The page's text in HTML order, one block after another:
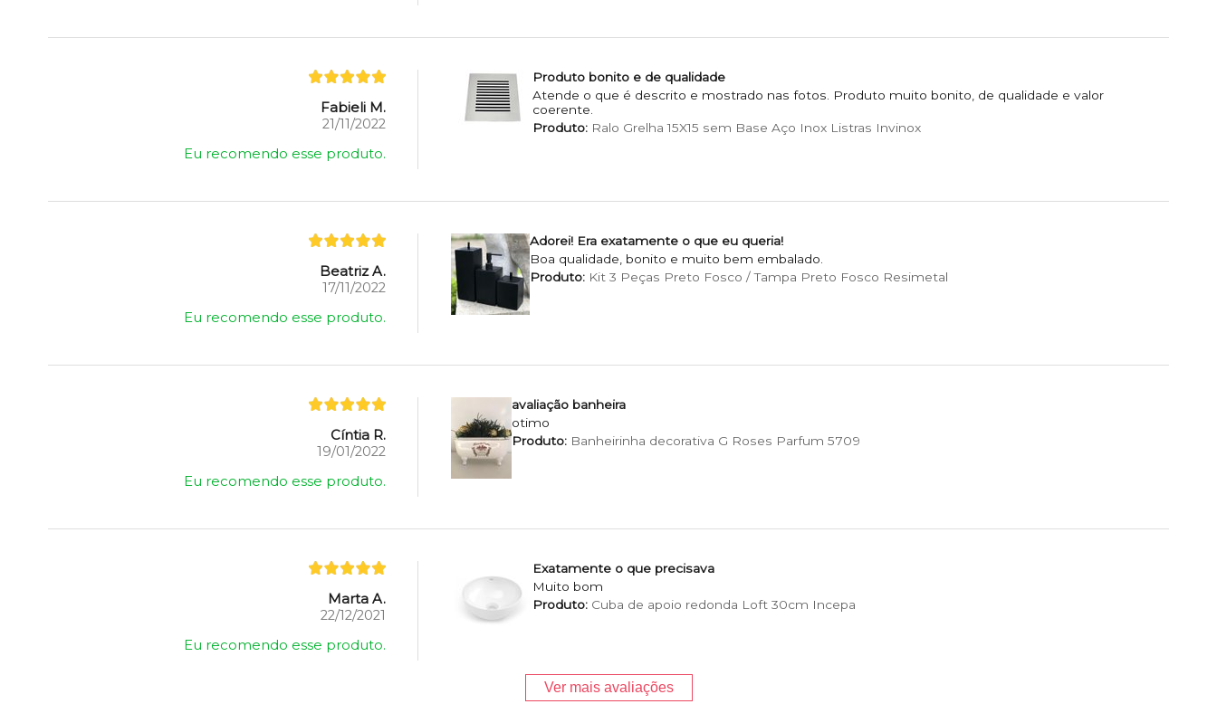
Fabieli M.
21/11/2022
Eu recomendo esse produto.
Produto bonito e de qualidade
Atende o que é descrito e mostrado nas fotos. Produto muito bonito, de qualidade e valor
coerente.
Produto:Ralo Grelha 15X15 sem Base Aço Inox Listras Invinox
Beatriz A.
17/11/2022
Eu recomendo esse produto.
Adorei! Era exatamente o que eu queria!
Boa qualidade, bonito e muito bem embalado.
Produto:Kit 3 Peças Preto Fosco / Tampa Preto Fosco Resimetal
Cíntia R.
19/01/2022
Eu recomendo esse produto.
avaliação banheira
otimo
Produto:Banheirinha decorativa G Roses Parfum 5709
Marta A.
22/12/2021
Eu recomendo esse produto.
Exatamente o que precisava
Muito bom
Produto:Cuba de apoio redonda Loft 30cm Incepa
Ver mais avaliações